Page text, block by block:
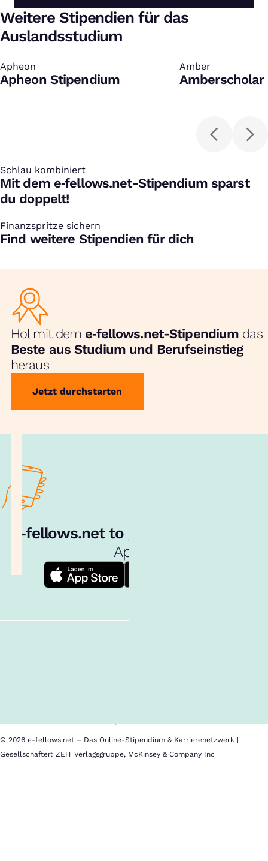
Weitere Stipendien für das
Auslandsstudium
Apheon
:
Apheon Stipendium
Amber
:
Amberscholar
Schlau kombiniert
:
Mit dem e‑fellows.net-Stipendium sparst
du doppelt!
Finanzspritze sichern
:
Find weitere Stipendien für dich
Hol mit dem e‑fellows.net-Stipendium das
Beste aus Studium und Berufseinstieg
heraus
Jetzt durchstarten
e‑fellows.net to go:
App!
© 2026 e-fellows.net – Das Online-Stipendium & Karrierenetzwerk |
Gesellschafter: ZEIT Verlagsgruppe, McKinsey & Company Inc